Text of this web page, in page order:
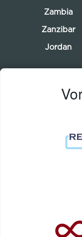
Zambia
Zanzibar
Jordan